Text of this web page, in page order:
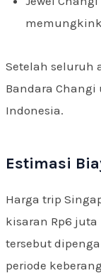
Setelah seluruh
Bandara
Indonesia.
Estimasi
Harga trip
kisaran Rp6
tersebut
periode